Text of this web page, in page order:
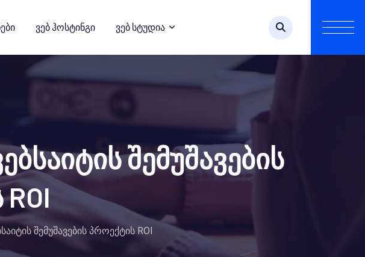
Ვებ Ჰოსტინგი Ვებ Სტუდია
შემუშავების
შემუშავების პროექტის ROI